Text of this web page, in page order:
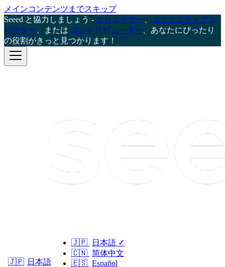
メインコンテンツまでスキップ
Seeed と協力しましょう - クリエイター
コミュニティアン
バサダー 、または コントリビューター 、あなたにぴったり
の役割がきっと見つかります！
🇯🇵 日本語
🇯🇵 日本語 ✓
🇨🇳 简体中文
🇪🇸 Español